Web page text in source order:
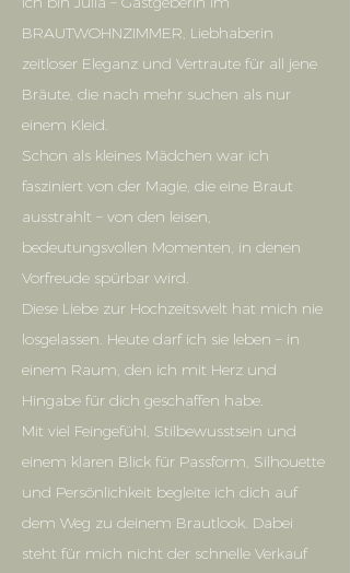
BRAUTWOHNZIMMER, Liebhaberin
zeitloser Eleganz und Vertraute für all jene
Bräute, die nach mehr suchen als nur
einem Kleid.
Schon als kleines Mädchen war ich
fasziniert von der Magie, die eine Braut
ausstrahlt – von den leisen,
bedeutungsvollen Momenten, in denen
Vorfreude spürbar wird.
Diese Liebe zur Hochzeitswelt hat mich nie
losgelassen. Heute darf ich sie leben – in
einem Raum, den ich mit Herz und
Hingabe für dich geschaffen habe.
Mit viel Feingefühl, Stilbewusstsein und
einem klaren Blick für Passform, Silhouette
und Persönlichkeit begleite ich dich auf
dem Weg zu deinem Brautlook. Dabei
steht für mich nicht der schnelle Verkauf